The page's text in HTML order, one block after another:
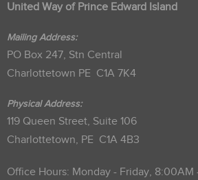
United Way of Prince Edward Island
Mailing Address:
PO Box 247, Stn Central
Charlottetown PE C1A 7K4
Physical Address:
119 Queen Street, Suite 106
Charlottetown, PE C1A 4B3
Office Hours: Monday - Friday, 8:00AM